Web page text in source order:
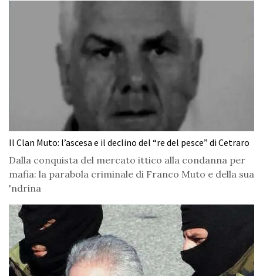
Il Clan Muto: l’ascesa e il declino del “re del pesce” di Cetraro
Dalla conquista del mercato ittico alla condanna per
mafia: la parabola criminale di Franco Muto e della sua
'ndrina